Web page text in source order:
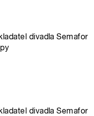
divadla Semafor
divadla Semafor